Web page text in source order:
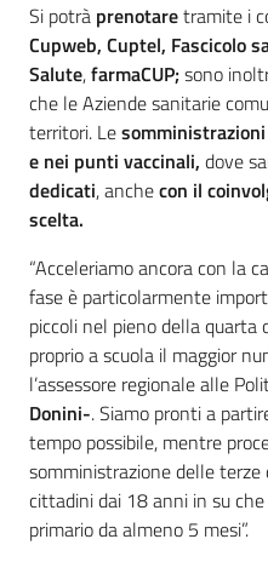
Si potrà prenotaretramite i
Cupweb, Cuptel, Fascicolo
Salute,farmaCUP;sono
che le Aziende sanitarie
territori. Lesomministrazioni
e nei punti vaccinali, dove
dedicati, anchecon il
scelta.
“Acceleriamo ancora con la
fase è particolarmente
piccoli nel pieno della quarta
proprio a scuola il maggior
l’assessore regionale alle
Donini-. Siamo pronti a
tempo possibile, mentre
somministrazione delle
cittadini dai 18 anni in su
primario da almeno 5 mesi”.